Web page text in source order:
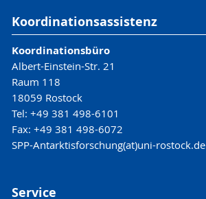
Koordinationsassistenz
Koordinationsbüro
Albert-Einstein-Str. 21
Raum 118
18059 Rostock
Tel: +49 381 498-6101
Fax: +49 381 498-6072
SPP-Antarktisforschung(at)uni-rostock.de
Service